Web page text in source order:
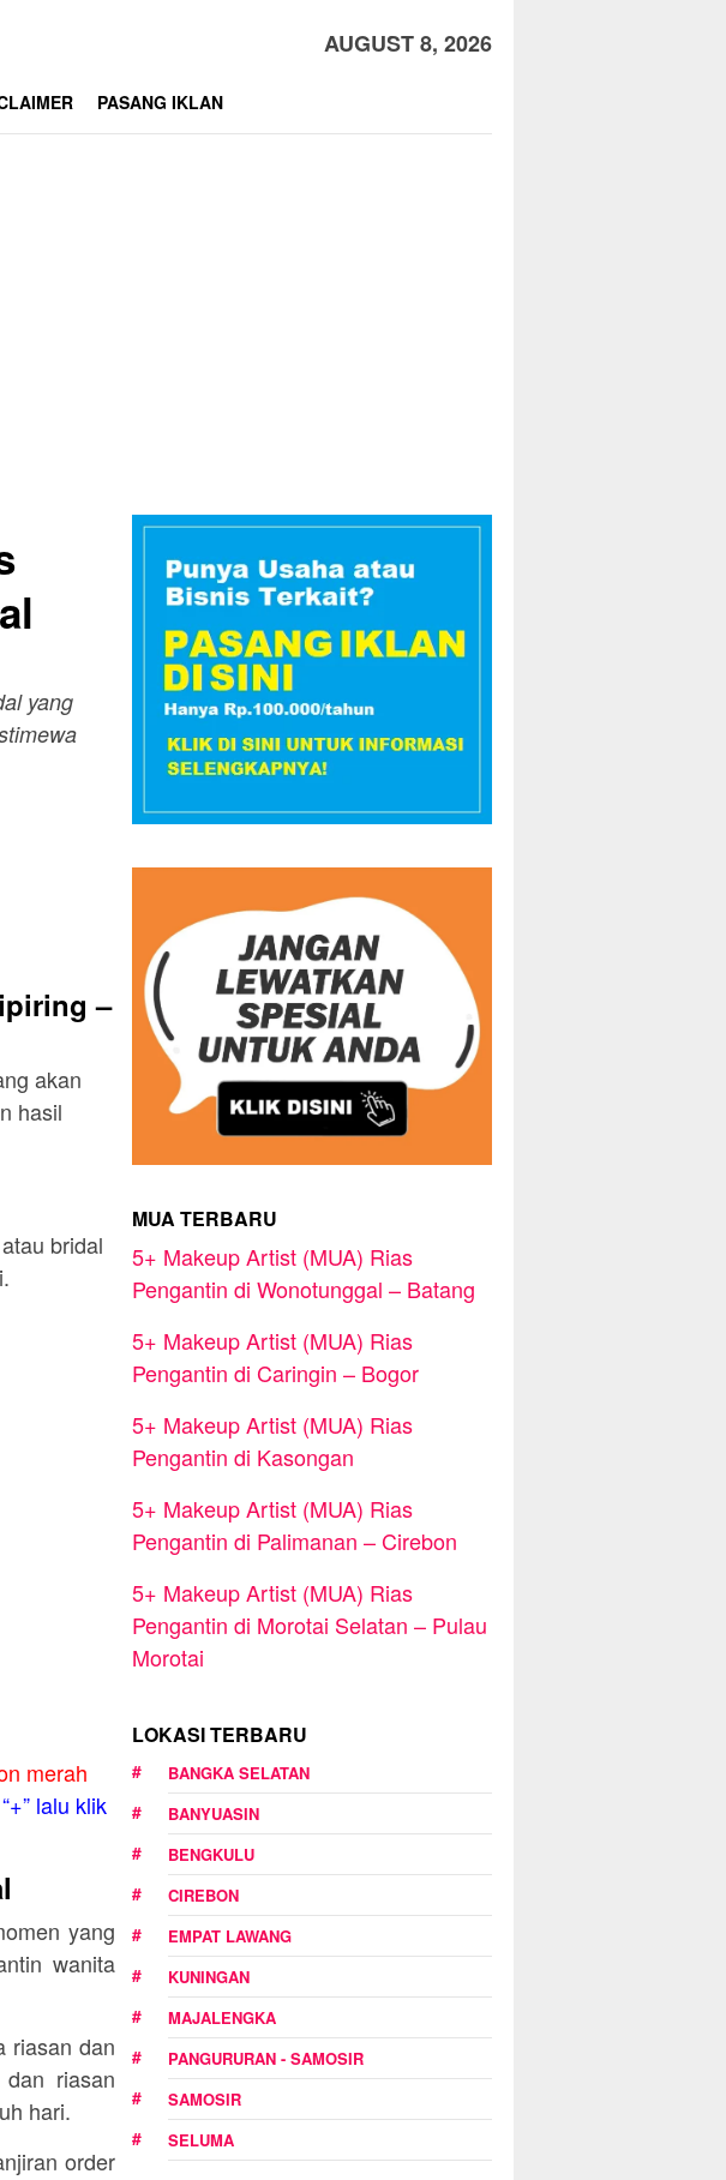
AUGUST 8, 2026
PASANG IKLAN
yang
–
akan
hasil
bridal
merah
lalu klik
yang
wanita
riasan dan
riasan
hari.
order
MUA TERBARU
5+ Makeup Artist (MUA) Rias
Pengantin di Wonotunggal – Batang
5+ Makeup Artist (MUA) Rias
Pengantin di Caringin – Bogor
5+ Makeup Artist (MUA) Rias
Pengantin di Kasongan
5+ Makeup Artist (MUA) Rias
Pengantin di Palimanan – Cirebon
5+ Makeup Artist (MUA) Rias
Pengantin di Morotai Selatan – Pulau
Morotai
LOKASI TERBARU
BANGKA SELATAN
BANYUASIN
BENGKULU
CIREBON
EMPAT LAWANG
KUNINGAN
MAJALENGKA
PANGURURAN - SAMOSIR
SAMOSIR
SELUMA